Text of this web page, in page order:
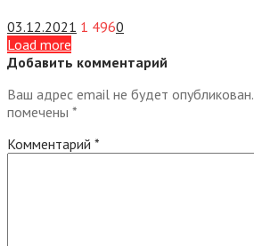
03.12.2021 1 4960
Load more
Добавить комментарий
Ваш адрес email не будет опубликован.
помечены *
Комментарий *